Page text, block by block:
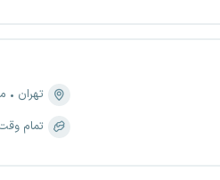
تهران
تمام